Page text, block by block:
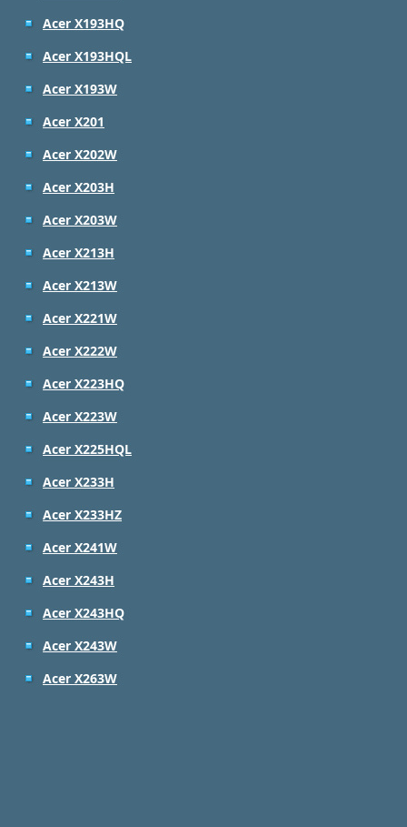
Acer X193HQ
Acer X193HQL
Acer X193W
Acer X201
Acer X202W
Acer X203H
Acer X203W
Acer X213H
Acer X213W
Acer X221W
Acer X222W
Acer X223HQ
Acer X223W
Acer X225HQL
Acer X233H
Acer X233HZ
Acer X241W
Acer X243H
Acer X243HQ
Acer X243W
Acer X263W